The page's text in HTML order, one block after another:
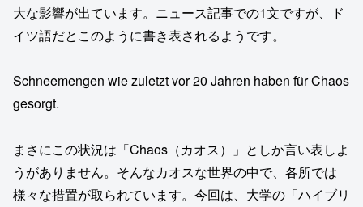
大な影響が出ています。ニュース記事での1文ですが、ド
イツ語だとこのように書き表されるようです。
Schneemengen wie zuletzt vor 20 Jahren haben für Chaos
gesorgt.
まさにこの状況は「Chaos（カオス）」としか言い表しよ
うがありません。そんなカオスな世界の中で、各所では
様々な措置が取られています。今回は、大学の「ハイブリ